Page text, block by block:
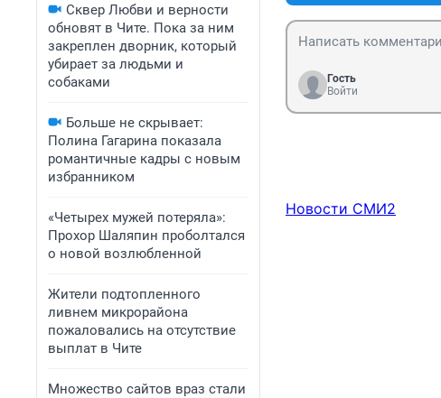
Сквер Любви и верности
обновят в Чите. Пока за ним
закреплен дворник, который
убирает за людьми и
собаками
Больше не скрывает:
Полина Гагарина показала
романтичные кадры с новым
избранником
«Четырех мужей потеряла»:
Прохор Шаляпин проболтался
о новой возлюбленной
Жители подтопленного
ливнем микрорайона
пожаловались на отсутствие
выплат в Чите
Множество сайтов враз стали
Гость
Войти
Новости СМИ2